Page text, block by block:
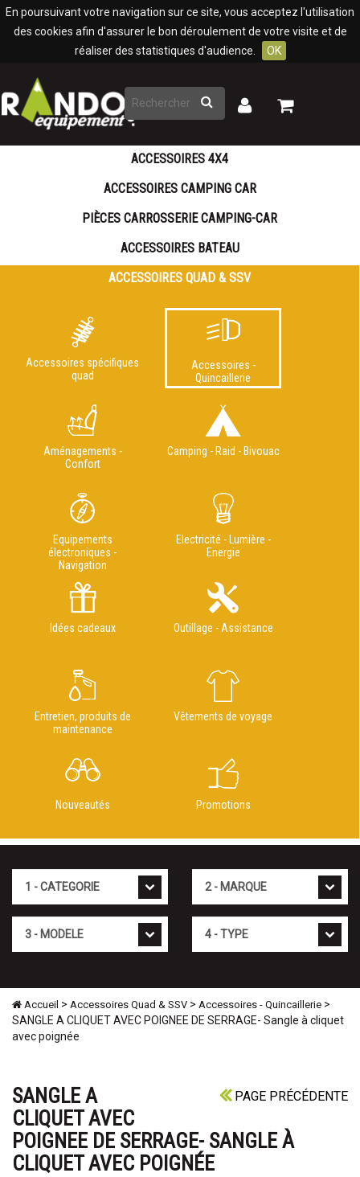
En poursuivant votre navigation sur ce site, vous acceptez l'utilisation
des cookies afin d'assurer le bon déroulement de votre visite et de
réaliser des statistiques d'audience.
OK
Rechercher
Mon
Mon
ACCESSOIRES 4X4
ACCESSOIRES CAMPING CAR
PIÈCES CARROSSERIE CAMPING-CAR
ACCESSOIRES BATEAU
ACCESSOIRES QUAD & SSV
Accessoires spécifiques
quad
Accessoires -
Quincaillerie
Aménagements -
Confort
Camping - Raid - Bivouac
Equipements
électroniques -
Navigation
Electricité - Lumière -
Energie
Idées cadeaux Outillage - Assistance
Entretien, produits de
maintenance
Vêtements de voyage
Nouveautés Promotions
Accueil > Accessoires Quad & SSV > Accessoires - Quincaillerie >
SANGLE A CLIQUET AVEC POIGNEE DE SERRAGE- Sangle à cliquet
avec poignée
PAGE PRÉCÉDENTE
SANGLE A
CLIQUET AVEC
POIGNEE DE SERRAGE- SANGLE À
CLIQUET AVEC POIGNÉE
Panneau de gestion des cookies